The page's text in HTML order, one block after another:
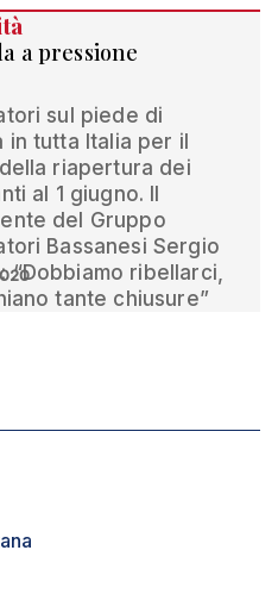
a pressione
sul piede di
in tutta Italia per il
riapertura dei
al 1 giugno. Il
del Gruppo
Bassanesi Sergio
“Dobbiamo ribellarci,
tante chiusure”